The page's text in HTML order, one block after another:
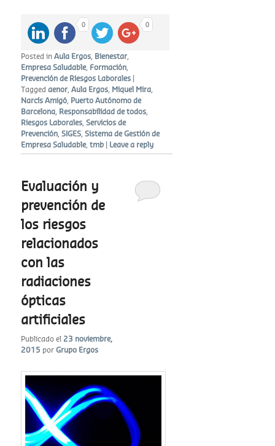
0 0
Posted in Aula Ergos Bienestar
Empresa Saludable, Formación
Prevención de Riesgos Laborales |
Tagged aenor ,Aula Ergos Miquel Mira
Narcís Amigó Puerto Autónomo de
Barcelona Responsabilidad de todos
Riesgos Laborales ,Servicios de
Prevención ,SIGES ,Sistema de Gestión de
Empresa Saludable,tmb | Leave a reply
Evaluación y
prevención de
los riesgos
relacionados
con las
radiaciones
ópticas
artificiales
Publicado el 23 noviembre,
2015 porGrupo Ergos